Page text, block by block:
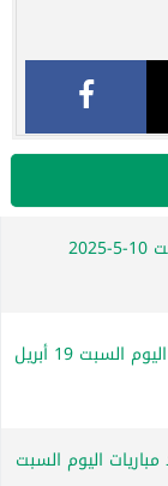
مواعيد مباريات اليوم السبت 10-5-2025
تعرف على جدول مباريات اليوم السبت 19 أبريل
اليوم السبت